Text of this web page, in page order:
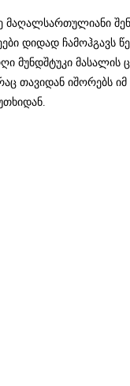
მაღალსართულიანი
დიდად ჩამოჰგავს
მასალის
იშორებს